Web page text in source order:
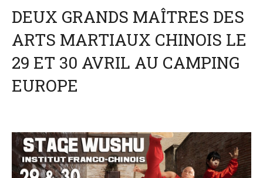
Situación
Ambiente
Servicios
Contacto
Formulario de contacto
Documentación
DEUX GRANDS MAÎTRES DES
ARTS MARTIAUX CHINOIS LE
29 ET 30 AVRIL AU CAMPING
EUROPE